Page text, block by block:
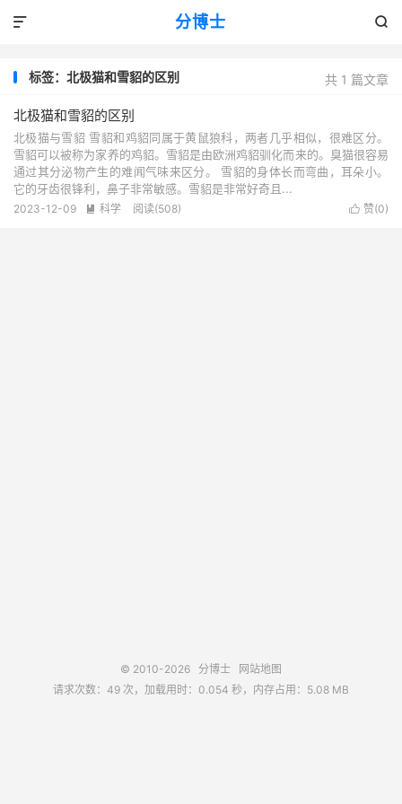
分博士 

共 1 篇文章
标签：北极猫和雪貂的区别
北极猫和雪貂的区别
北极猫与雪貂 雪貂和鸡貂同属于黄鼠狼科，两者几乎相似，很难区分。
雪貂可以被称为家养的鸡貂。雪貂是由欧洲鸡貂驯化而来的。臭猫很容易
通过其分泌物产生的难闻气味来区分。 雪貂的身体长而弯曲，耳朵小。
它的牙齿很锋利，鼻子非常敏感。雪貂是非常好奇且...
 赞(0)
2023-12-09  科学 阅读(508)
© 2010-2026 分博士
网站地图
请求次数：49 次，加载用时：0.054 秒，内存占用：5.08 MB